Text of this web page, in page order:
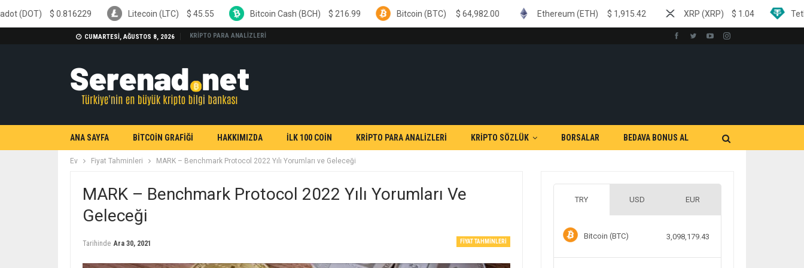
CUMARTESI, AĞUSTOS 8, 2026 KRİPTO PARA ANALİZLERİ
ANA SAYFA BİTCOİN GRAFİĞİ HAKKIMIZDA İLK 100 COİN KRİPTO PARA ANALİZLERİ KRİPTO SÖZLÜK BORSALAR BEDAVA BONUS AL
Ev Fiyat Tahminleri MARK – Benchmark Protocol 2022 Yılı Yorumları ve Geleceği
MARK – Benchmark Protocol 2022 Yılı Yorumları Ve
Geleceği
FIYAT TAHMINLERI
Tarihinde Ara 30, 2021
TRY USD EUR
Bitcoin (BTC) 3,098,179.43
Litecoin (LTC) $ 45.55 Bitcoin Cash (BCH) $216.99 Bitcoin (BTC) $ 64,982.00 Ethereum (ETH) $1,915.42 XRP (XRP) $1.04 Tether (USDT) $